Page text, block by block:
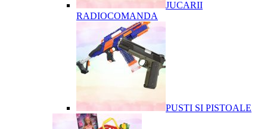
JUCARII
RADIOCOMANDA
PUSTI SI PISTOALE